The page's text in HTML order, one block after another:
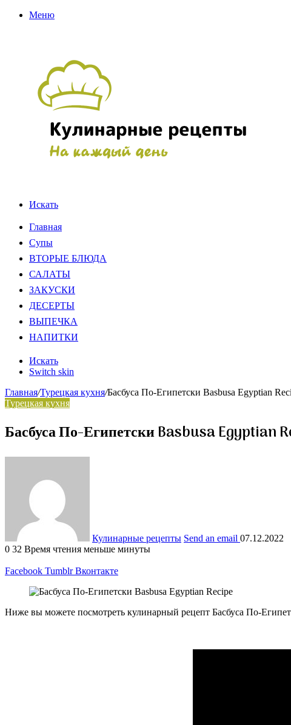
Меню
Искать
Главная
Супы
ВТОРЫЕ БЛЮДА
САЛАТЫ
ЗАКУСКИ
ДЕСЕРТЫ
ВЫПЕЧКА
НАПИТКИ
Искать
Switch skin
Главная/Турецкая кухня/Басбуса По-Египетски Basbusa Egyptian
Турецкая кухня
Басбуса По-Египетски Basbusa Egyptian
Кулинарные рецепты Send an email 07.12.2022
0 32 Время чтения меньше минуты
Facebook Tumblr Вконтакте
Ниже вы можете посмотреть кулинарный рецепт Басбуса По-